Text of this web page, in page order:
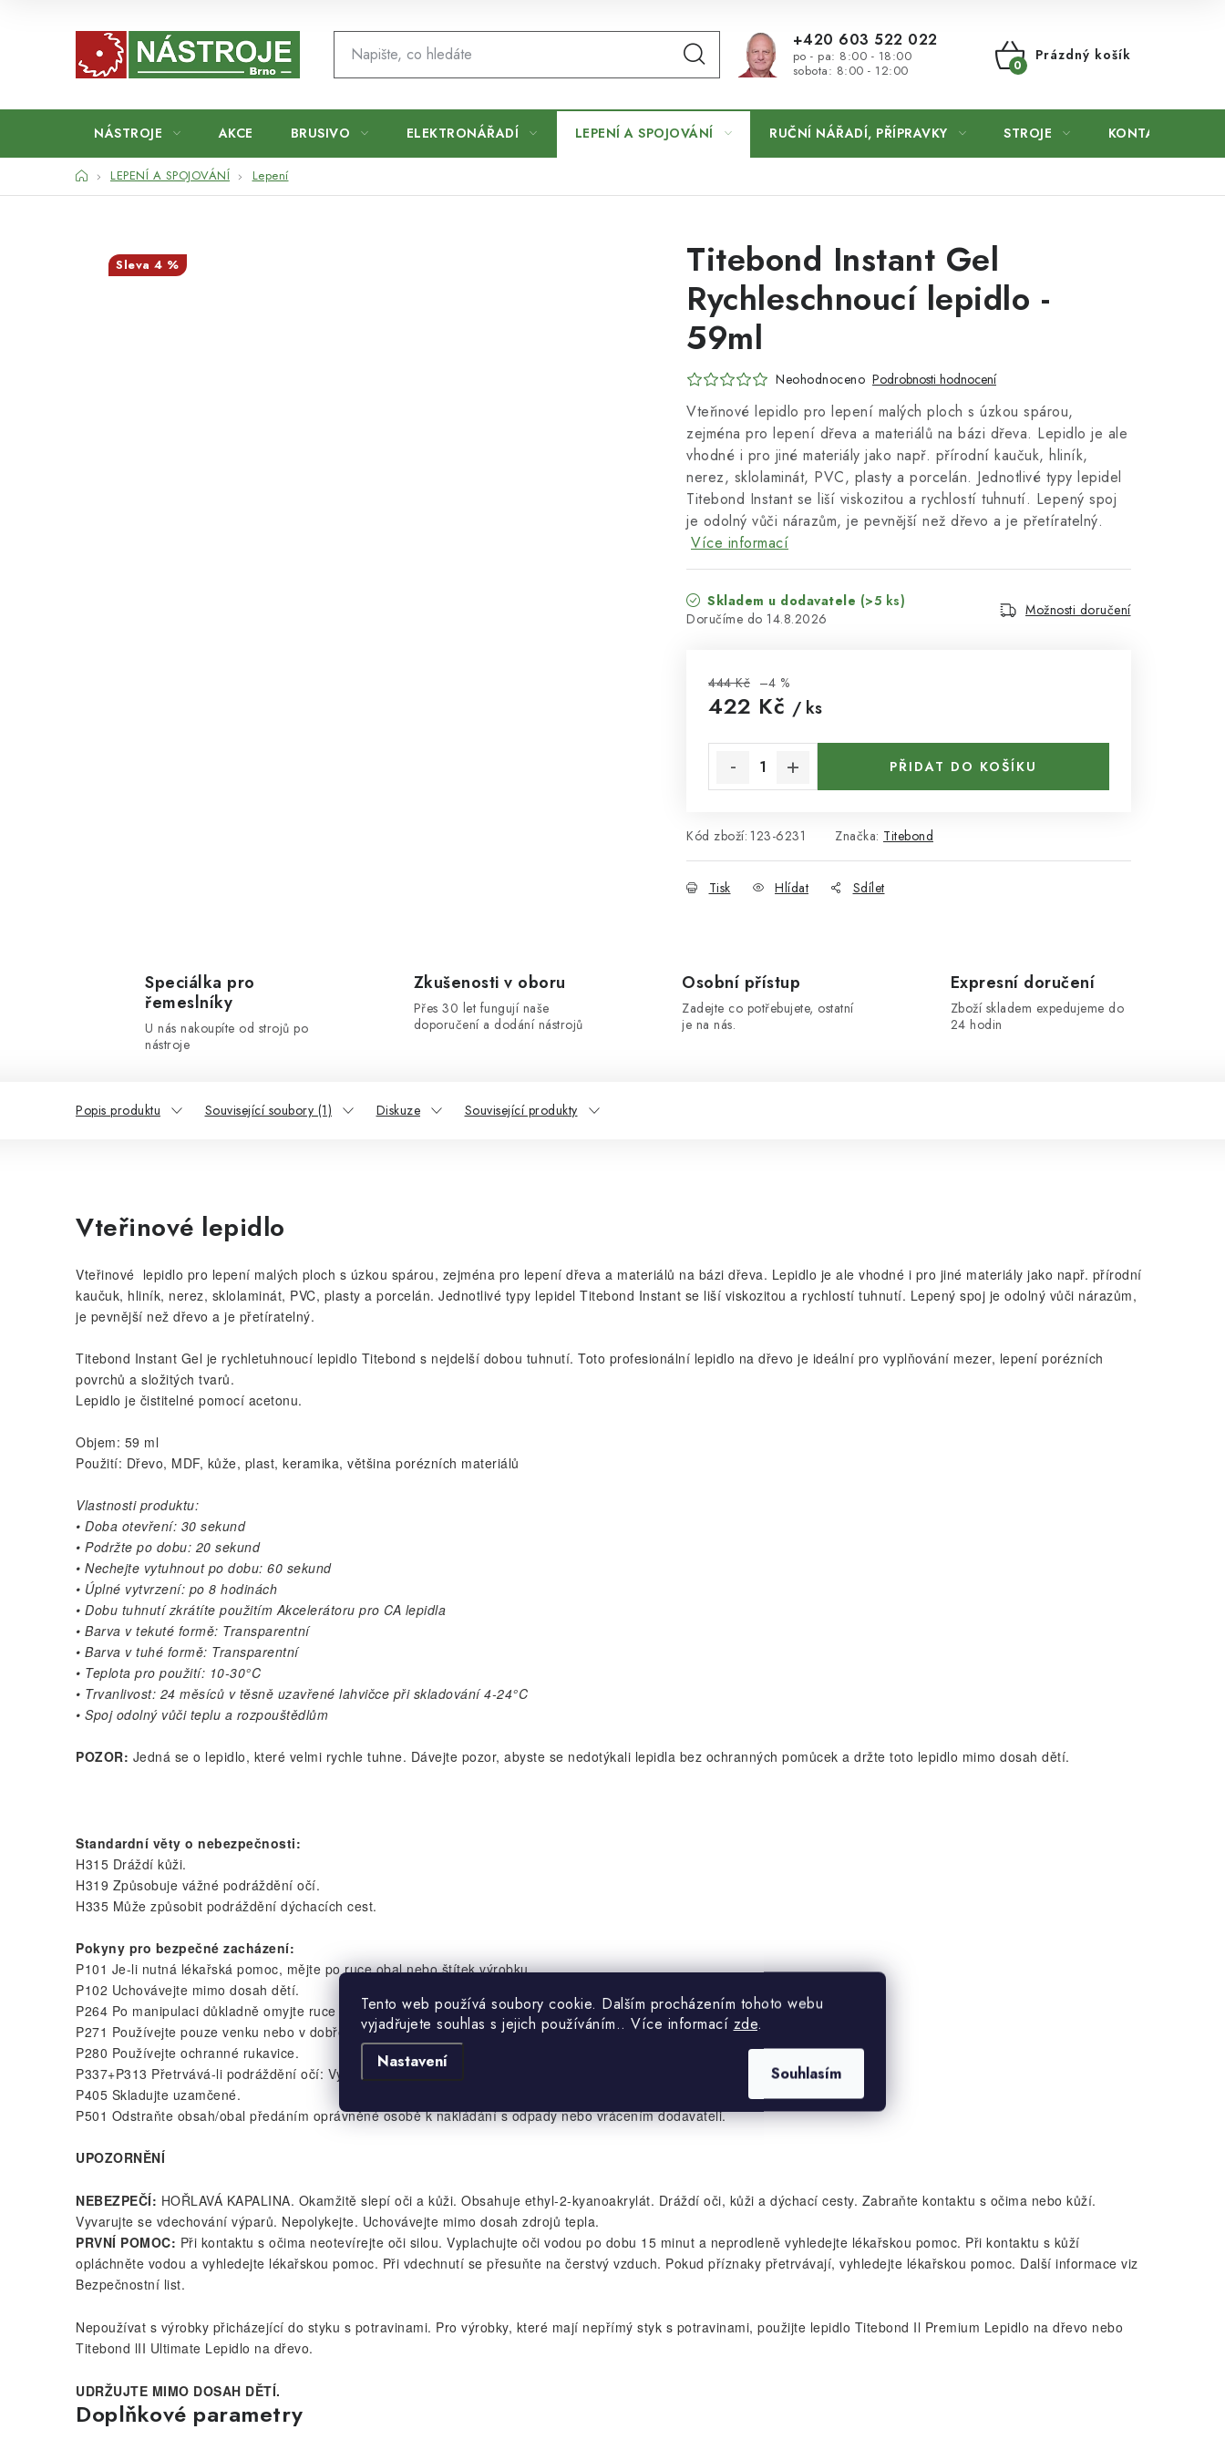
Tento web používá soubory cookie. Dalším procházením tohoto webu
vyjadřujete souhlas s jejich používáním.. Více informací zde.
Nastavení
Souhlasím
+420 603 522 022
po - pa: 8:00 - 18:00
sobota: 8:00 - 12:00
NÁKUPNÍ
Prázdný košík
NÁSTROJE AKCE BRUSIVO ELEKTRONÁŘADÍ LEPENÍ A SPOJOVÁNÍ RUČNÍ NÁŘADÍ, PŘÍPRAVKY STROJE KONTAKTY
DomůLEPENÍ A SPOJOVÁNÍ Lepení
Titebond Instant Gel
Rychleschnoucí lepidlo -
59ml
Neohodnoceno Podrobnosti hodnocení
Vteřinové lepidlo pro lepení malých ploch s úzkou spárou,
zejména pro lepení dřeva a materiálů na bázi dřeva. Lepidlo je ale
vhodné i pro jiné materiály jako např. přírodní kaučuk, hliník,
nerez, sklolaminát, PVC, plasty a porcelán. Jednotlivé typy lepidel
Titebond Instant se liší viskozitou a rychlostí tuhnutí. Lepený spoj
je odolný vůči nárazům, je pevnější než dřevo a je přetíratelný.
Více informací
Skladem u dodavatele (>5 ks)
14.8.2026
Možnosti doručení
444 Kč –4 %
422 Kč / ks
PŘIDAT DO KOŠÍKU
Kód zboží: 123-6231 Značka: Titebond
Tisk Hlídat Sdílet
4 %
Speciálka pro
řemeslníky
U nás nakoupíte od strojů po
nástroje
Zkušenosti v oboru
Přes 30 let fungují naše
doporučení a dodání nástrojů
Osobní přístup
Zadejte co potřebujete, ostatní
je na nás.
Expresní doručení
Zboží skladem expedujeme do
24 hodin
Popis produktu Související soubory (1) Diskuze Související produkty
Vteřinové lepidlo
Vteřinové lepidlo pro lepení malých ploch s úzkou spárou, zejména pro lepení dřeva a materiálů na bázi dřeva. Lepidlo je ale vhodné i pro jiné materiály jako např. přírodní
kaučuk, hliník, nerez, sklolaminát, PVC, plasty a porcelán. Jednotlivé typy lepidel Titebond Instant se liší viskozitou a rychlostí tuhnutí. Lepený spoj je odolný vůči nárazům,
je pevnější než dřevo a je přetíratelný.
Titebond Instant Gel je rychletuhnoucí lepidlo Titebond s nejdelší dobou tuhnutí. Toto profesionální lepidlo na dřevo je ideální pro vyplňování mezer, lepení porézních
povrchů a složitých tvarů.
Lepidlo je čistitelné pomocí acetonu.
Objem: 59 ml
Použití: Dřevo, MDF, kůže, plast, keramika, většina porézních materiálů
Vlastnosti produktu:
• Doba otevření: 30 sekund
• Podržte po dobu: 20 sekund
• Nechejte vytuhnout po dobu: 60 sekund
• Úplné vytvrzení: po 8 hodinách
• Dobu tuhnutí zkrátíte použitím Akcelerátoru pro CA lepidla
• Barva v tekuté formě: Transparentní
• Barva v tuhé formě: Transparentní
• Teplota pro použití: 10-30°C
• Trvanlivost: 24 měsíců v těsně uzavřené lahvičce při skladování 4-24°C
• Spoj odolný vůči teplu a rozpouštědlům
POZOR: Jedná se o lepidlo, které velmi rychle tuhne. Dávejte pozor, abyste se nedotýkali lepidla bez ochranných pomůcek a držte toto lepidlo mimo dosah dětí.
Standardní věty o nebezpečnosti:
H315 Dráždí kůži.
H319 Způsobuje vážné podráždění očí.
H335 Může způsobit podráždění dýchacích cest.
Pokyny pro bezpečné zacházení:
P101 Je-li nutná lékařská pomoc, mějte po ruce obal nebo štítek výrobku.
P102 Uchovávejte mimo dosah dětí.
P264 Po manipulaci důkladně omyjte ruce a zasažené části těla.
P271 Používejte pouze venku nebo v dobře větraných prostorách.
P280 Používejte ochranné rukavice.
P337+P313 Přetrvává-li podráždění očí: Vyhledejte lékařskou pomoc/ošetření.
P405 Skladujte uzamčené.
P501 Odstraňte obsah/obal předáním oprávněné osobě k nakládání s odpady nebo vrácením dodavateli.
UPOZORNĚNÍ
NEBEZPEČÍ: HOŘLAVÁ KAPALINA. Okamžitě slepí oči a kůži. Obsahuje ethyl-2-kyanoakrylát. Dráždí oči, kůži a dýchací cesty. Zabraňte kontaktu s očima nebo kůží.
Vyvarujte se vdechování výparů. Nepolykejte. Uchovávejte mimo dosah zdrojů tepla.
PRVNÍ POMOC: Při kontaktu s očima neotevírejte oči silou. Vyplachujte oči vodou po dobu 15 minut a neprodleně vyhledejte lékařskou pomoc. Při kontaktu s kůží
opláchněte vodou a vyhledejte lékařskou pomoc. Při vdechnutí se přesuňte na čerstvý vzduch. Pokud příznaky přetrvávají, vyhledejte lékařskou pomoc. Další informace viz
Bezpečnostní list.
Nepoužívat s výrobky přicházející do styku s potravinami. Pro výrobky, které mají nepřímý styk s potravinami, použijte lepidlo Titebond Il Premium Lepidlo na dřevo nebo
Titebond lII Ultimate Lepidlo na dřevo.
UDRŽUJTE MIMO DOSAH DĚTÍ.
Doplňkové parametry